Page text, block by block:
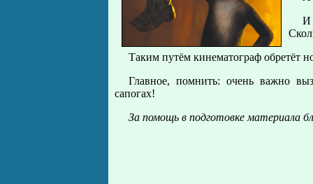
И
Таким путём кинематограф обретёт
Главное, помнить: очень важно
сапогах!
За помощь в подготовке материала